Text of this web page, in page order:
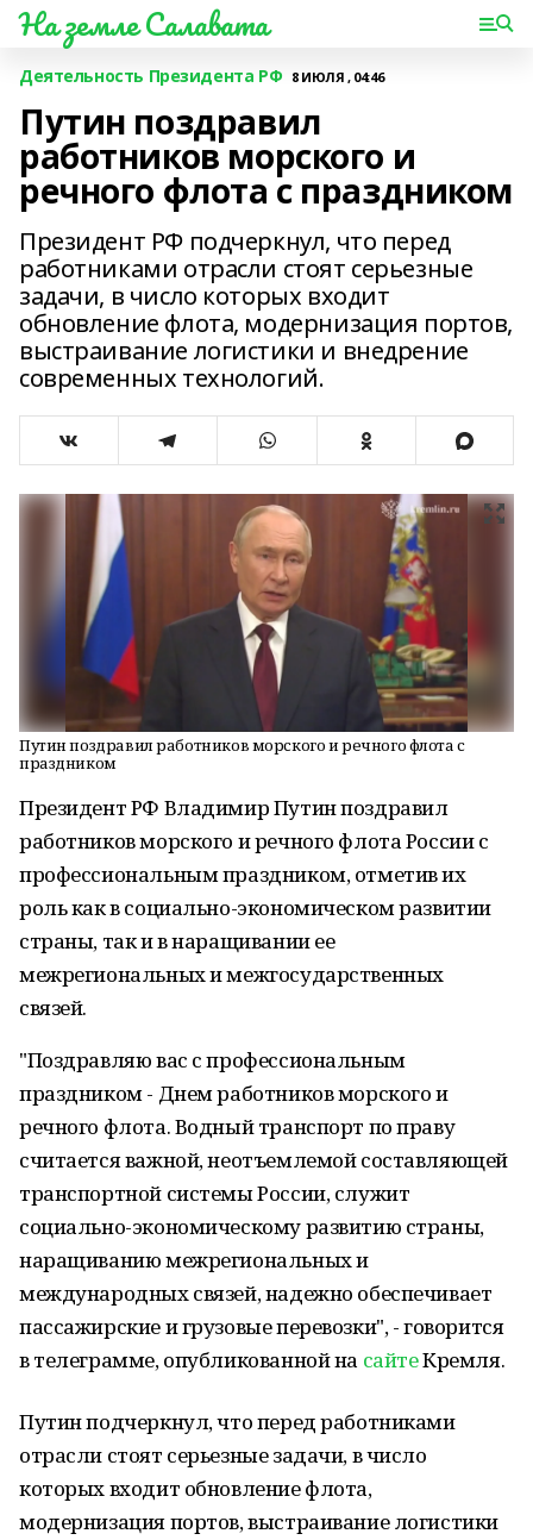
На земле Салавата
Деятельность Президента РФ 8 ИЮЛЯ , 04:46
Путин поздравил
работников морского и
речного флота с праздником
Президент РФ подчеркнул, что перед
работниками отрасли стоят серьезные
задачи, в число которых входит
обновление флота, модернизация портов,
выстраивание логистики и внедрение
современных технологий.
Путин поздравил работников морского и речного флота с
праздником
Президент РФ Владимир Путин поздравил
работников морского и речного флота России с
профессиональным праздником, отметив их
роль как в социально-экономическом развитии
страны, так и в наращивании ее
межрегиональных и межгосударственных
связей.
"Поздравляю вас с профессиональным
праздником - Днем работников морского и
речного флота. Водный транспорт по праву
считается важной, неотъемлемой составляющей
транспортной системы России, служит
социально-экономическому развитию страны,
наращиванию межрегиональных и
международных связей, надежно обеспечивает
пассажирские и грузовые перевозки", - говорится
в телеграмме, опубликованной на сайтеКремля.
Путин подчеркнул, что перед работниками
отрасли стоят серьезные задачи, в число
которых входит обновление флота,
модернизация портов, выстраивание логистики